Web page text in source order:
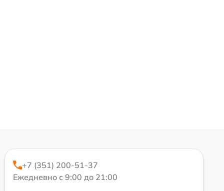
+7 (351) 200-51-37
Ежедневно с 9:00 до 21:00